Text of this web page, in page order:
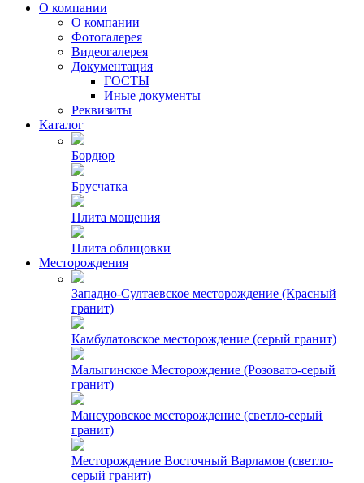
О компании
О компании
Фотогалерея
Видеогалерея
Документация
ГОСТЫ
Иные документы
Реквизиты
Каталог
Бордюр
Брусчатка
Плита мощения
Плита облицовки
Месторождения
Западно-Султаевское месторождение (Красный
гранит)
Камбулатовское месторождение (cерый гранит)
Малыгинское Месторождение (Розовато-серый
гранит)
Мансуровское месторождение (светло-серый
гранит)
Месторождение Восточный Варламов (светло-
серый гранит)